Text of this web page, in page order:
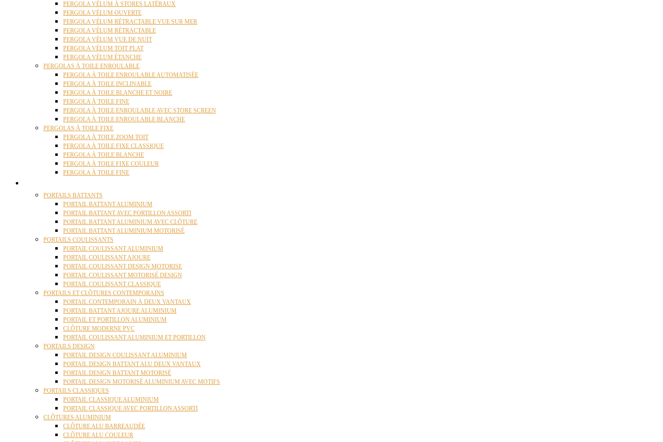
PERGOLA VÉLUM À STORES LATÉRAUX
PERGOLA VÉLUM OUVERTE
PERGOLA VÉLUM RÉTRACTABLE VUE SUR MER
PERGOLA VÉLUM RÉTRACTABLE
PERGOLA VÉLUM VUE DE NUIT
PERGOLA VÉLUM TOIT PLAT
PERGOLA VÉLUM ÉTANCHE
PERGOLAS À TOILE ENROULABLE
PERGOLA À TOILE ENROULABLE AUTOMATISÉE
PERGOLA À TOILE INCLINABLE
PERGOLA À TOILE BLANCHE ET NOIRE
PERGOLA À TOILE FINE
PERGOLA À TOILE ENROULABLE AVEC STORE SCREEN
PERGOLA À TOILE ENROULABLE BLANCHE
PERGOLAS À TOILE FIXE
PERGOLA À TOILE ZOOM TOIT
PERGOLA À TOILE FIXE CLASSIQUE
PERGOLA À TOILE BLANCHE
PERGOLA À TOILE FIXE COULEUR
PERGOLA À TOILE FINE
PORTAILS BATTANTS
PORTAIL BATTANT ALUMINIUM
PORTAIL BATTANT AVEC PORTILLON ASSORTI
PORTAIL BATTANT ALUMINIUM AVEC CLÔTURE
PORTAIL BATTANT ALUMINIUM MOTORISÉ
PORTAILS COULISSANTS
PORTAIL COULISSANT ALUMINIUM
PORTAIL COULISSANT AJOURE
PORTAIL COULISSANT DESIGN MOTORISE
PORTAIL COULISSANT MOTORISÉ DESIGN
PORTAIL COULISSANT CLASSIQUE
PORTAILS ET CLÔTURES CONTEMPORAINS
PORTAIL CONTEMPORAIN À DEUX VANTAUX
PORTAIL BATTANT AJOURE ALUMINIUM
PORTAIL ET PORTILLON ALUMINIUM
CLÔTURE MODERNE PVC
PORTAIL COULISSANT ALUMINIUM ET PORTILLON
PORTAILS DESIGN
PORTAIL DESIGN COULISSANT ALUMINIUM
PORTAIL DESIGN BATTANT ALU DEUX VANTAUX
PORTAIL DESIGN BATTANT MOTORISÉ
PORTAIL DESIGN MOTORISÉ ALUMINIUM AVEC MOTIFS
PORTAILS CLASSIQUES
PORTAIL CLASSIQUE ALUMINIUM
PORTAIL CLASSIQUE AVEC PORTILLON ASSORTI
CLÔTURES ALUMINIUM
CLÔTURE ALU BARREAUDÉE
CLÔTURE ALU COULEUR